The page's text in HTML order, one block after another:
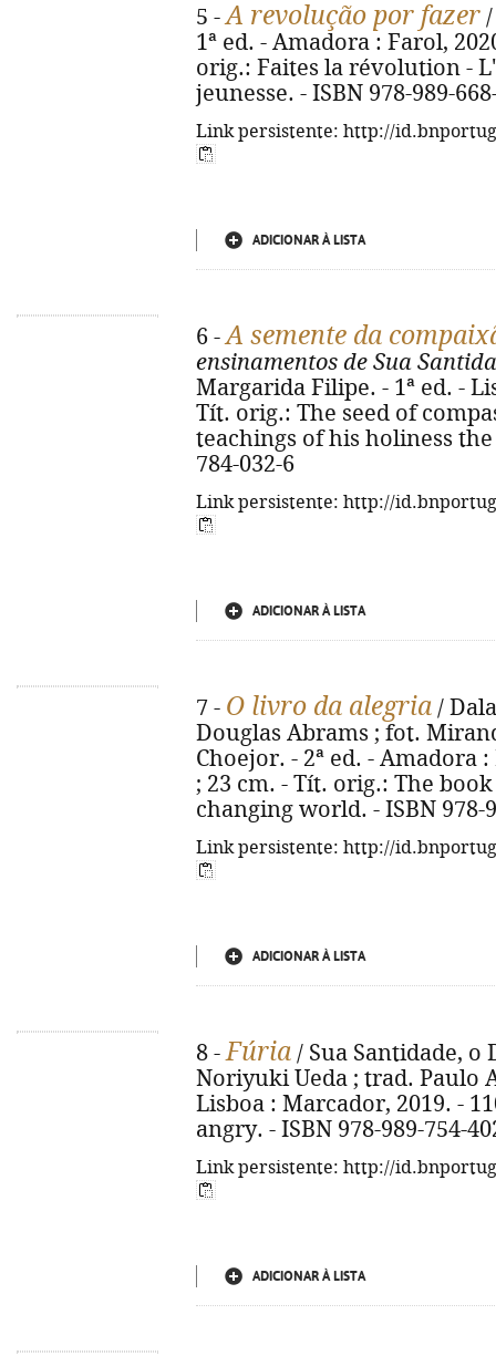
5 -A revolução por fazer
1ª ed. - Amadora : Farol,
orig.: Faites la révolution -
jeunesse. - ISBN 978-989-
Link persistente: http://
ADICIONAR À LISTA
6 -A semente da
ensinamentos de Sua
Margarida Filipe. - 1ª ed. -
Tít. orig.: The seed of
teachings of his holiness the
784-032-6
Link persistente: http://
ADICIONAR À LISTA
7 - O livro da alegria /
Douglas Abrams ; fot.
Choejor. - 2ª ed. - Amadora
; 23 cm. - Tít. orig.: The
changing world. - ISBN 978-
Link persistente: http://
ADICIONAR À LISTA
8 -Fúria / Sua Santidade, o
Noriyuki Ueda ; trad. Paulo
Lisboa : Marcador, 2019. -
angry. - ISBN 978-989-754-
Link persistente: http://
ADICIONAR À LISTA